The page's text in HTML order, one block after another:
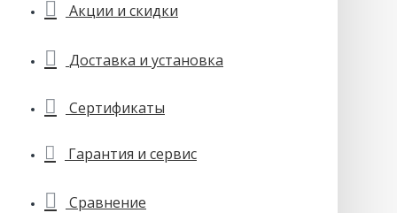
Акции и скидки
Доставка и установка
Сертификаты
Гарантия и сервис
Сравнение